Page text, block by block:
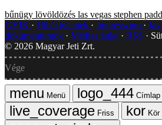
bűnügy lövöldözés las vegas stephen
GYIK
Hibát jelentek Impresszum
dokumentumok
Médiaajánlat RSS
© 2026 Magyar Jeti Zrt.
Vége
Menü
Címlap
Friss
Kör